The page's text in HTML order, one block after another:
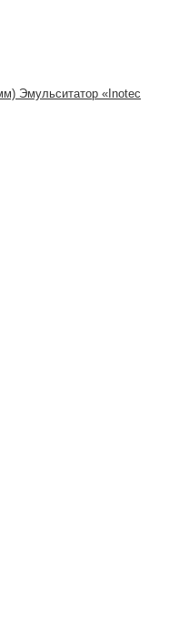
Эмульситатор «Inotec